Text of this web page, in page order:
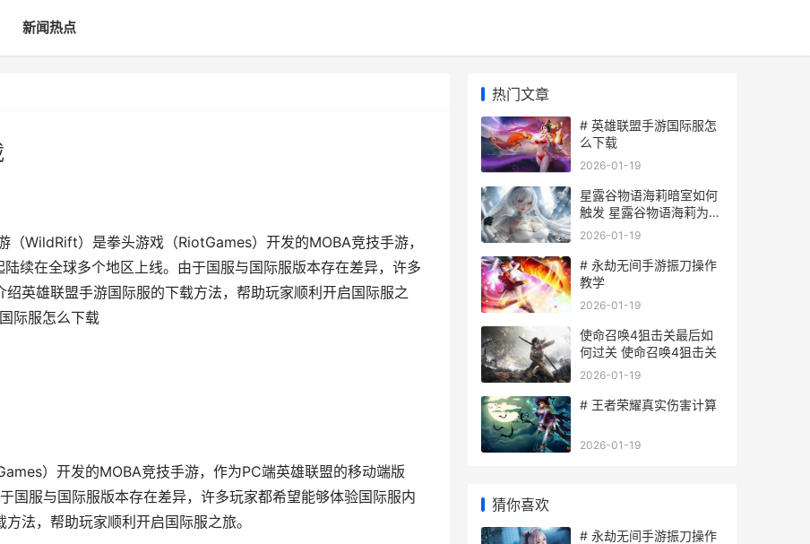
新闻热点
WildRift）是拳头游戏（RiotGames）开发的MOBA竞技手游，
续在全球多个地区上线。由于国服与国际服版本存在差异，许多
英雄联盟手游国际服的下载方法，帮助玩家顺利开启国际服之
际服怎么下载
）开发的MOBA竞技手游，作为PC端英雄联盟的移动端版
国服与国际服版本存在差异，许多玩家都希望能够体验国际服内
法，帮助玩家顺利开启国际服之旅。
热门文章
# 英雄联盟手游国际服怎
么下载
2026-01-19
星露谷物语海莉暗室如何
触发 星露谷物语海莉为什
么叫海婊
2026-01-19
# 永劫无间手游振刀操作
教学
2026-01-19
使命召唤4狙击关最后如
何过关 使命召唤4狙击关
2026-01-19
# 王者荣耀真实伤害计算
2026-01-19
猜你喜欢
# 永劫无间手游振刀操作